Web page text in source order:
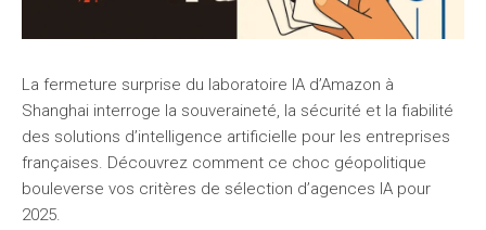
La fermeture surprise du laboratoire IA d’Amazon à
Shanghai interroge la souveraineté, la sécurité et la fiabilité
des solutions d’intelligence artificielle pour les entreprises
françaises. Découvrez comment ce choc géopolitique
bouleverse vos critères de sélection d’agences IA pour
2025.